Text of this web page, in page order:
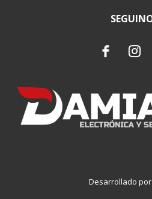
Desarrollado por